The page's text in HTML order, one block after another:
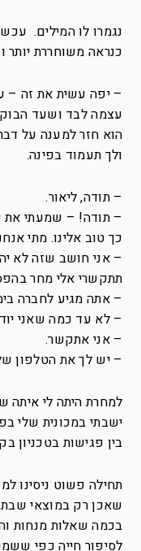
נגמרו לו המילים.
כנראה משוחררת יותר
– יפה עשית את זה –
עצמה לבד ושעד
הוא חזר למענה על
ולך תעמוד בפינה.
– תודה, ליאור.
– תודה! – שמעתי את
כך טוב אלינו. מתי
– אני חושב שזה לא
תתקשרי אלי מחר
– אתה מגיע לחברה
– לא עד כמה שאני
– אני אתקשר.
– יש לך את הטלפון
למחרת היתה לי
ישבתי במכונית שלי
בין פגישות בטכניון
תחילה פשוט ניסינו
שאכן רק במוצאי שבת
בכמה שאלות מנחות
לסיפור חייה כפי